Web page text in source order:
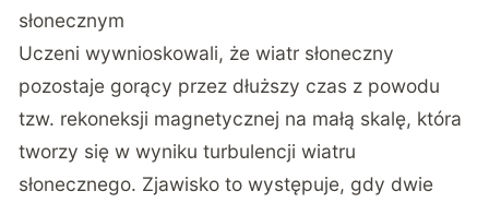
słonecznym
Uczeni wywnioskowali, że wiatr słoneczny
pozostaje gorący przez dłuższy czas z powodu
tzw. rekoneksji magnetycznej na małą skalę, która
tworzy się w wyniku turbulencji wiatru
słonecznego. Zjawisko to występuje, gdy dwie